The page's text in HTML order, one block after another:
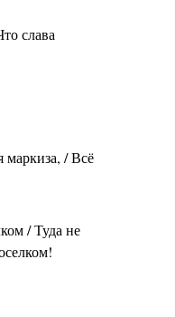
слава
маркиза, / Всё
/ Туда не